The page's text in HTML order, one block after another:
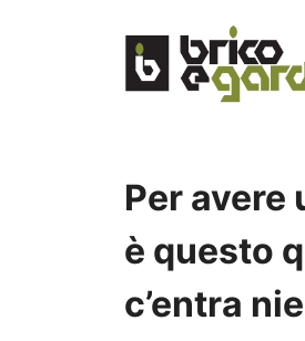
Per avere
è questo
c’entra